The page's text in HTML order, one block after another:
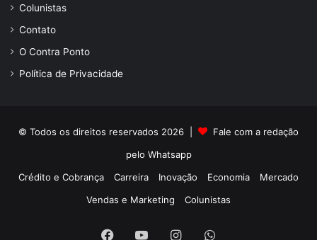
Colunistas
Contato
O Contra Ponto
Política de Privacidade
© Todos os direitos reservados 2026 |
Fale com a redação
pelo Whatsapp
Crédito e Cobrança
Carreira Inovação Economia
Mercado
Vendas e Marketing
Colunistas
Facebook
YouTubeInstagramWhatsApp